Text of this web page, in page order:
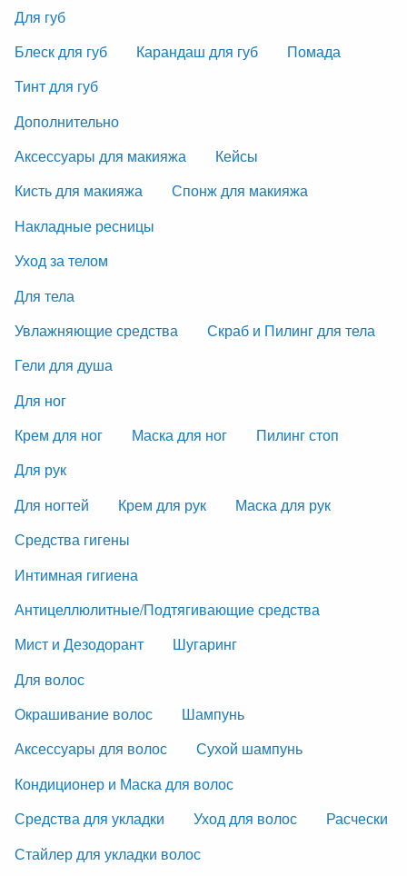
Для губ
Блеск для губ
Карандаш для губ
Помада
Тинт для губ
Дополнительно
Аксессуары для макияжа
Кейсы
Кисть для макияжа
Спонж для макияжа
Накладные ресницы
Уход за телом
Для тела
Увлажняющие средства
Скраб и Пилинг для тела
Гели для душа
Для ног
Крем для ног
Маска для ног
Пилинг стоп
Для рук
Для ногтей
Крем для рук
Маска для рук
Средства гигены
Интимная гигиена
Антицеллюлитные/Подтягивающие средства
Мист и Дезодорант
Шугаринг
Для волос
Окрашивание волос
Шампунь
Аксессуары для волос
Сухой шампунь
Кондиционер и Маска для волос
Средства для укладки
Уход для волос
Расчески
Стайлер для укладки волос